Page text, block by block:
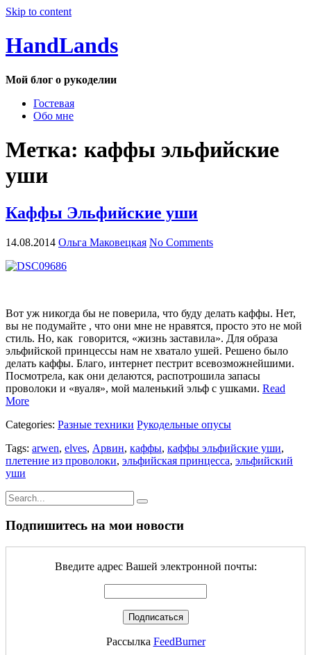
Skip to content
HandLands
Мой блог о рукоделии
Гостевая
Обо мне
Метка: каффы эльфийские
уши
Каффы Эльфийские уши
14.08.2014 Ольга Маковецкая No Comments
Вот уж никогда бы не поверила, что буду делать каффы. Нет,
вы не подумайте , что они мне не нравятся, просто это не мой
стиль. Но, как говорится, «жизнь заставила». Для образа
эльфийской принцессы нам не хватало ушей. Решено было
делать каффы. Благо, интернет пестрит всевозможнейшими.
Посмотрела, как они делаются, распотрошила запасы
проволоки и «вуаля», мой маленький эльф с ушками. Read
More
Categories: Разные техники Рукодельные опусы
Tags: arwen, elves, Арвин, каффы, каффы эльфийские уши,
плетение из проволоки, эльфийская принцесса, эльфийский
уши
Подпишитесь на мои новости
Введите адрес Вашей электронной почты:
Рассылка FeedBurner